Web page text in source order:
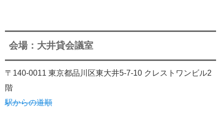
会場：大井貸会議室
〒140-0011 東京都品川区東大井5-7-10 クレストワンビル2
階
駅からの道順